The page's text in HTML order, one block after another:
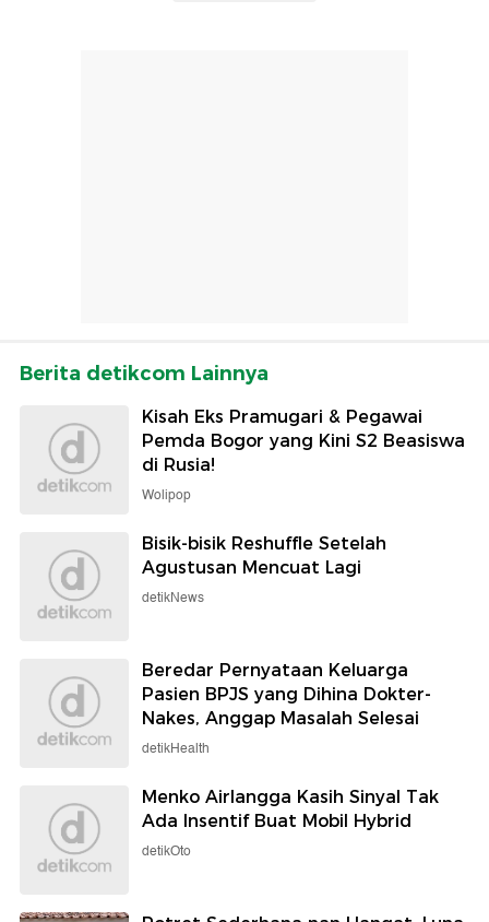
Berita detikcom Lainnya
Kisah Eks Pramugari & Pegawai
Pemda Bogor yang Kini S2 Beasiswa
di Rusia!
Wolipop
Bisik-bisik Reshuffle Setelah
Agustusan Mencuat Lagi
detikNews
Beredar Pernyataan Keluarga
Pasien BPJS yang Dihina Dokter-
Nakes, Anggap Masalah Selesai
detikHealth
Menko Airlangga Kasih Sinyal Tak
Ada Insentif Buat Mobil Hybrid
detikOto